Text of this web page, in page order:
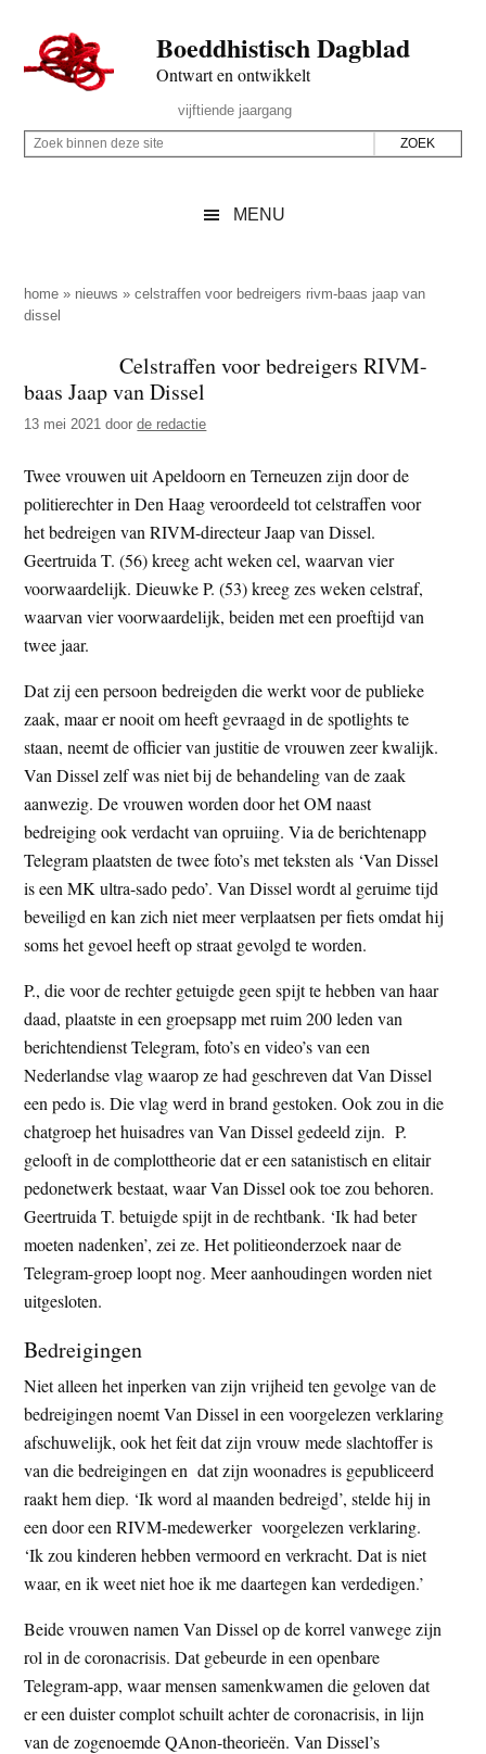
naar
de
inhoud
secondary
naar
de
sidebar
naar
de
Boeddhistisch Dagblad
Ontwart en ontwikkelt
Rechts
vijftiende jaargang
Z
p
d
z
e
i
t
e
Z
i
n
n
d
z
e
s
i
t
e
MENU
home » nieuws »celstraffen voor bedreigers rivm-baas jaap van
dissel
Celstraffen voor bedreigers RIVM-
baas Jaap van Dissel
13 mei 2021 doorde redactie
Twee vrouwen uit Apeldoorn en Terneuzen zijn door de
politierechter in Den Haag veroordeeld tot celstraffen voor
het bedreigen van RIVM-directeur Jaap van Dissel.
Geertruida T. (56) kreeg acht weken cel, waarvan vier
voorwaardelijk. Dieuwke P. (53) kreeg zes weken celstraf,
waarvan vier voorwaardelijk, beiden met een proeftijd van
twee jaar.
Dat zij een persoon bedreigden die werkt voor de publieke
zaak, maar er nooit om heeft gevraagd in de spotlights te
staan, neemt de officier van justitie de vrouwen zeer kwalijk.
Van Dissel zelf was niet bij de behandeling van de zaak
aanwezig. De vrouwen worden door het OM naast
bedreiging ook verdacht van opruiing. Via de berichtenapp
Telegram plaatsten de twee foto’s met teksten als ‘Van Dissel
is een MK ultra-sado pedo’. Van Dissel wordt al geruime tijd
beveiligd en kan zich niet meer verplaatsen per fiets omdat hij
soms het gevoel heeft op straat gevolgd te worden.
P., die voor de rechter getuigde geen spijt te hebben van haar
daad, plaatste in een groepsapp met ruim 200 leden van
berichtendienst Telegram, foto’s en video’s van een
Nederlandse vlag waarop ze had geschreven dat Van Dissel
een pedo is. Die vlag werd in brand gestoken. Ook zou in die
chatgroep het huisadres van Van Dissel gedeeld zijn. P.
gelooft in de complottheorie dat er een satanistisch en elitair
pedonetwerk bestaat, waar Van Dissel ook toe zou behoren.
Geertruida T. betuigde spijt in de rechtbank. ‘Ik had beter
moeten nadenken’, zei ze. Het politieonderzoek naar de
Telegram-groep loopt nog. Meer aanhoudingen worden niet
uitgesloten.
Bedreigingen
Niet alleen het inperken van zijn vrijheid ten gevolge van de
bedreigingen noemt Van Dissel in een voorgelezen verklaring
afschuwelijk, ook het feit dat zijn vrouw mede slachtoffer is
van die bedreigingen en dat zijn woonadres is gepubliceerd
raakt hem diep. ‘Ik word al maanden bedreigd’, stelde hij in
een door een RIVM-medewerker voorgelezen verklaring.
‘Ik zou kinderen hebben vermoord en verkracht. Dat is niet
waar, en ik weet niet hoe ik me daartegen kan verdedigen.’
Beide vrouwen namen Van Dissel op de korrel vanwege zijn
rol in de coronacrisis. Dat gebeurde in een openbare
Telegram-app, waar mensen samenkwamen die geloven dat
er een duister complot schuilt achter de coronacrisis, in lijn
van de zogenoemde QAnon-theorieën. Van Dissel’s